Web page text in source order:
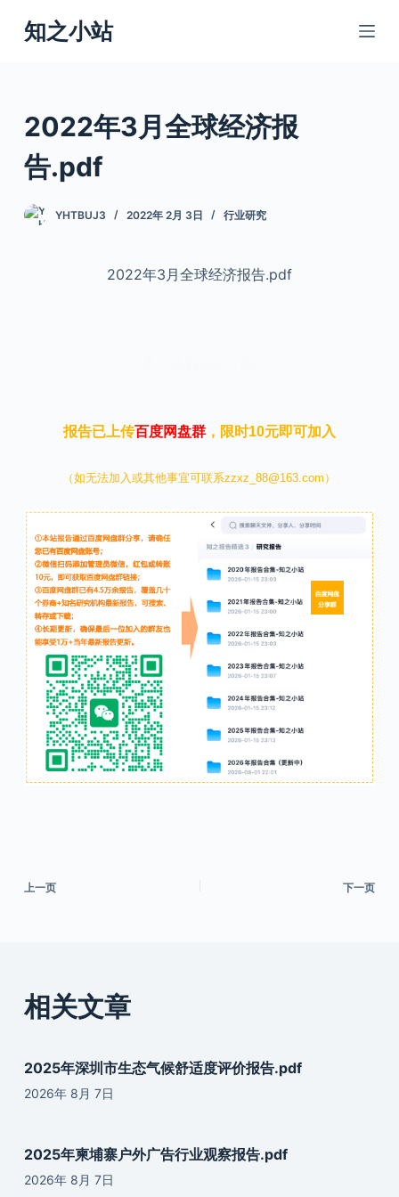
跳
过
知之小站
2022年3月全球经济报
告.pdf
YHTBUJ3 2022年 2月 3日 行业研究
2022年3月全球经济报告.pdf
报告已上传百度网盘群，限时10元即可加入
（如无法加入或其他事宜可联系zzxz_88@163.com）
上一页 下一页
相关文章
2025年深圳市生态气候舒适度评价报告.pdf
2026年 8月 7日
2025年柬埔寨户外广告行业观察报告.pdf
2026年 8月 7日